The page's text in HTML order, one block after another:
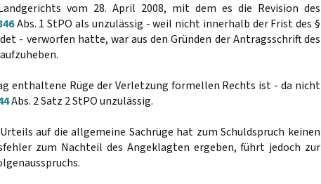
vom 28. April 2008, mit dem es die Revision des
Abs. 1 StPO als unzulässig - weil nicht innerhalb der Frist des §
- verworfen hatte, war aus den Gründen der Antragsschrift des
enthaltene Rüge der Verletzung formellen Rechts ist - da nicht
Abs. 2 Satz 2 StPO unzulässig.
auf die allgemeine Sachrüge hat zum Schuldspruch keinen
zum Nachteil des Angeklagten ergeben, führt jedoch zur